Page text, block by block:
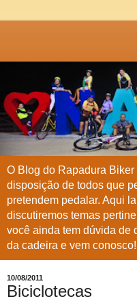
O Blog do Rapadura
disposição de todos que
pretendem pedalar. Aqui
discutiremos temas
você ainda tem dúvida de
da cadeira e vem
10/08/2011
Biciclotecas